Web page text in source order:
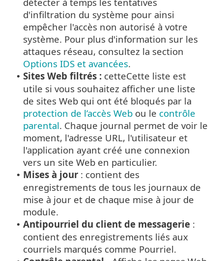
d'infiltration du système pour ainsi
empêcher l'accès non autorisé à votre
système. Pour plus d'information sur les
attaques réseau, consultez la section
Options IDS et avancées.
• Sites Web filtrés : cetteCette liste est
utile si vous souhaitez afficher une liste
de sites Web qui ont été bloqués par la
protection de l’accès Web ou le contrôle
parental. Chaque journal permet de voir le
moment, l'adresse URL, l'utilisateur et
l'application ayant créé une connexion
vers un site Web en particulier.
• Mises à jour : contient des
enregistrements de tous les journaux de
mise à jour et de chaque mise à jour de
module.
• Antipourriel du client de messagerie :
contient des enregistrements liés aux
courriels marqués comme Pourriel.